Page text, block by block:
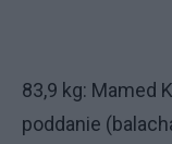
83,9 kg: Mamed
poddanie